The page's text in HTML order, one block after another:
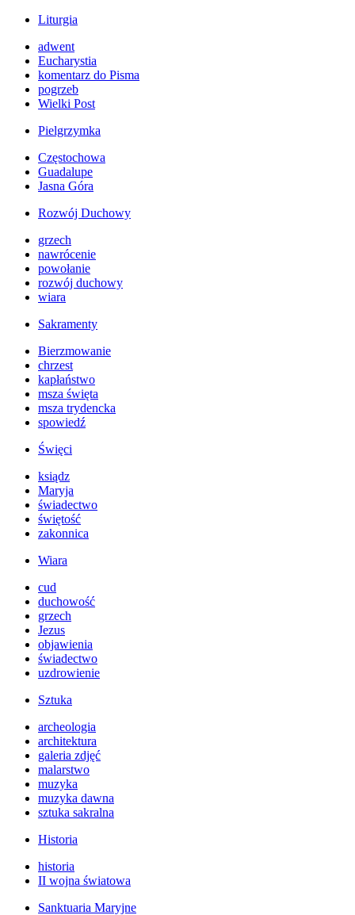
Liturgia
adwent
Eucharystia
komentarz do Pisma
pogrzeb
Wielki Post
Pielgrzymka
Częstochowa
Guadalupe
Jasna Góra
Rozwój Duchowy
grzech
nawrócenie
powołanie
rozwój duchowy
wiara
Sakramenty
Bierzmowanie
chrzest
kapłaństwo
msza święta
msza trydencka
spowiedź
Święci
ksiądz
Maryja
świadectwo
świętość
zakonnica
Wiara
cud
duchowość
grzech
Jezus
objawienia
świadectwo
uzdrowienie
Sztuka
archeologia
architektura
galeria zdjęć
malarstwo
muzyka
muzyka dawna
sztuka sakralna
Historia
historia
II wojna światowa
Sanktuaria Maryjne